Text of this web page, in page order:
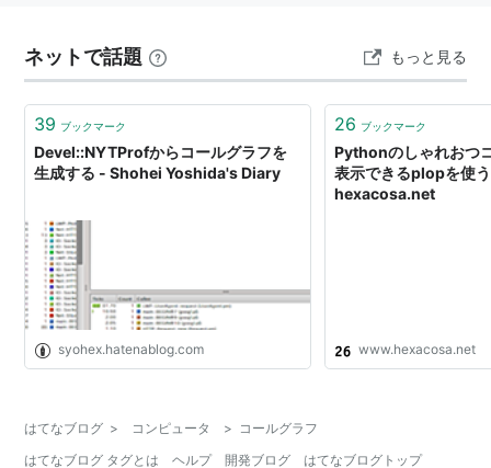
ネットで話題 もっと見る
39 ブックマーク
Devel::NYTProfからコールグラフを
生成する - Shohei Yoshida's Diary
syohex.hatenablog.com
26 ブックマーク
Pythonのしゃれおつ
表示できるplopを使
hexacosa.net
www.hexacosa.net
はてなブログ > コンピュータ > コールグラフ
はてなブログ タグとは
ヘルプ 開発ブログ はてなブログトップ